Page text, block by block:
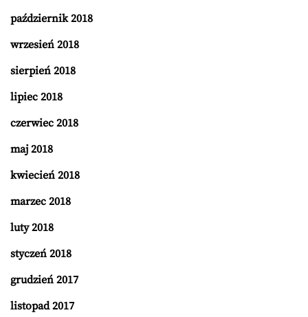
październik 2018
wrzesień 2018
sierpień 2018
lipiec 2018
czerwiec 2018
maj 2018
kwiecień 2018
marzec 2018
luty 2018
styczeń 2018
grudzień 2017
listopad 2017